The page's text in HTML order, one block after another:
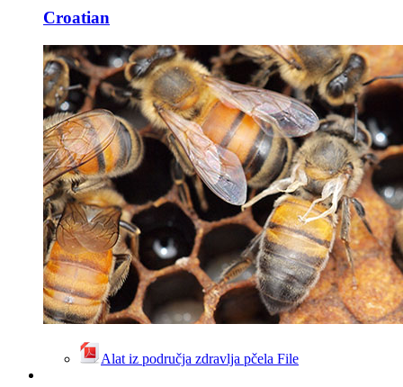
Croatian
Alat iz područja zdravlja pčela File